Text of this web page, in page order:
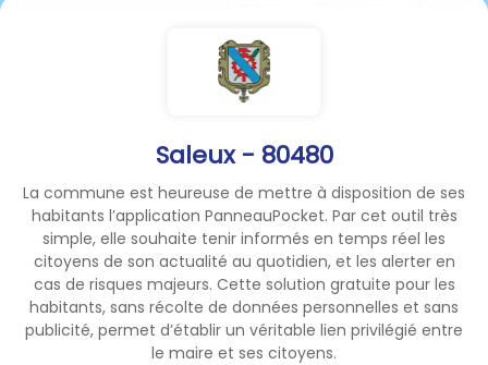
Saleux - 80480
La commune est heureuse de mettre à disposition de ses
habitants l’application PanneauPocket. Par cet outil très
simple, elle souhaite tenir informés en temps réel les
citoyens de son actualité au quotidien, et les alerter en
cas de risques majeurs. Cette solution gratuite pour les
habitants, sans récolte de données personnelles et sans
publicité, permet d’établir un véritable lien privilégié entre
le maire et ses citoyens.